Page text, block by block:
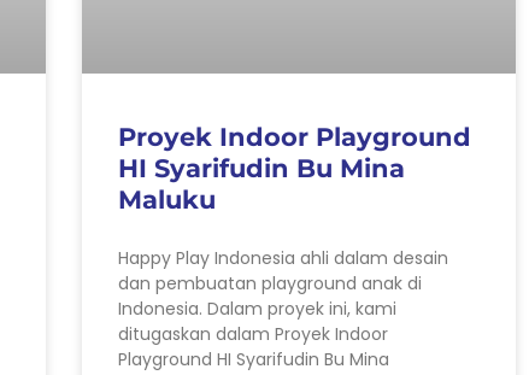
Proyek Indoor Playground
HI Syarifudin Bu Mina
Maluku
Happy Play Indonesia ahli dalam desain
dan pembuatan playground anak di
Indonesia. Dalam proyek ini, kami
ditugaskan dalam Proyek Indoor
Playground HI Syarifudin Bu Mina